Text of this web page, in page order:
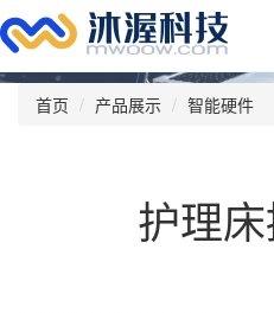
首页 产品展示 智能硬件
护理